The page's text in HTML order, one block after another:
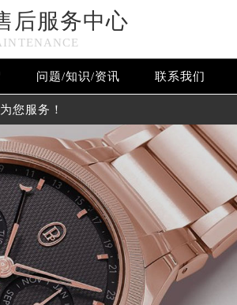
后服务中心
问题/知识/资讯 联系我们
您服务！